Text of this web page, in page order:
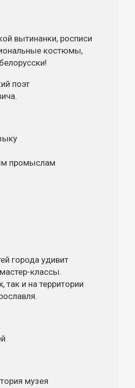
вытинанки, росписи
костюмы,
!
поэт
промыслам
города удивит
мастер-классы.
и на территории
музея